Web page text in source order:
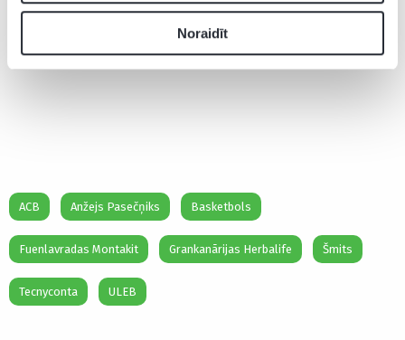
Noraidīt
ACB Anžejs Pasečņiks Basketbols
Fuenlavradas Montakit Grankanārijas Herbalife Šmits
Tecnyconta ULEB